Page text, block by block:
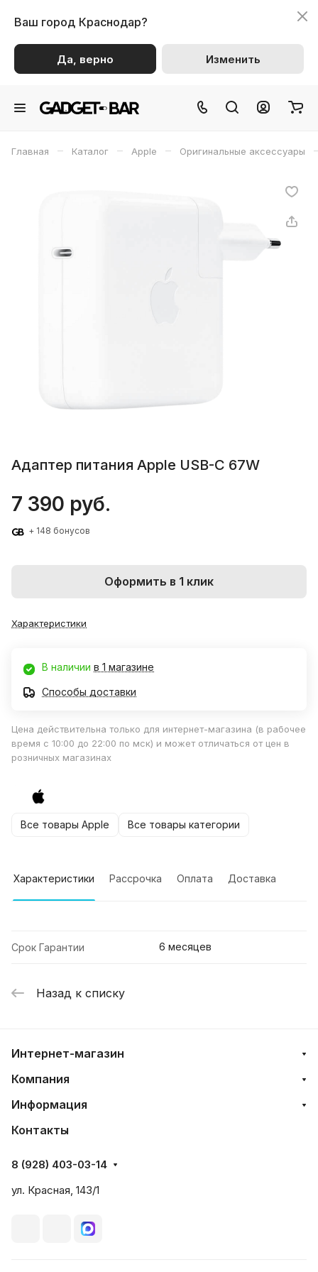
Ваш город Краснодар?
Да, верно Изменить
Главная – Каталог – Apple – Оригинальные аксессуары
Адаптер питания Apple USB-C 67W
7 390 руб.
+ 148 бонусов
Оформить в 1 клик
Характеристики
В наличии в 1 магазине
Способы доставки
Цена действительна только для интернет-магазина (в рабочее
время с 10:00 до 22:00 по мск) и может отличаться от цен в
розничных магазинах
Все товары Apple Все товары категории
Характеристики Рассрочка Оплата Доставка
Срок Гарантии 6 месяцев
Назад к списку
Интернет-магазин
Компания
Информация
Контакты
8 (928) 403-03-14
ул. Красная, 143/1